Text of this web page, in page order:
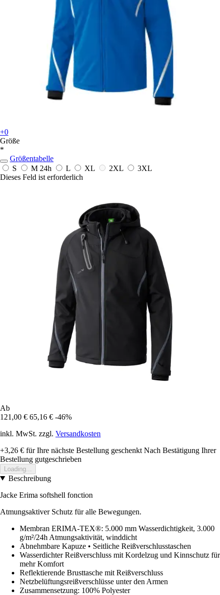
+0
Größe
*
Größentabelle
S
M 24h L XL 2XL
3XL
Dieses Feld ist erforderlich
Ab
121,00 € 65,16 € -46%
inkl. MwSt. zzgl. Versandkosten
+3,26 € für Ihre nächste Bestellung geschenkt Nach Bestätigung Ihrer
Bestellung gutgeschrieben
Loading...
Beschreibung
Jacke Erima softshell fonction
Atmungsaktiver Schutz für alle Bewegungen.
Membran ERIMA-TEX®: 5.000 mm Wasserdichtigkeit, 3.000
g/m²/24h Atmungsaktivität, winddicht
Abnehmbare Kapuze • Seitliche Reißverschlusstaschen
Wasserdichter Reißverschluss mit Kordelzug und Kinnschutz für
mehr Komfort
Reflektierende Brusttasche mit Reißverschluss
Netzbelüftungsreißverschlüsse unter den Armen
Zusammensetzung: 100% Polyester